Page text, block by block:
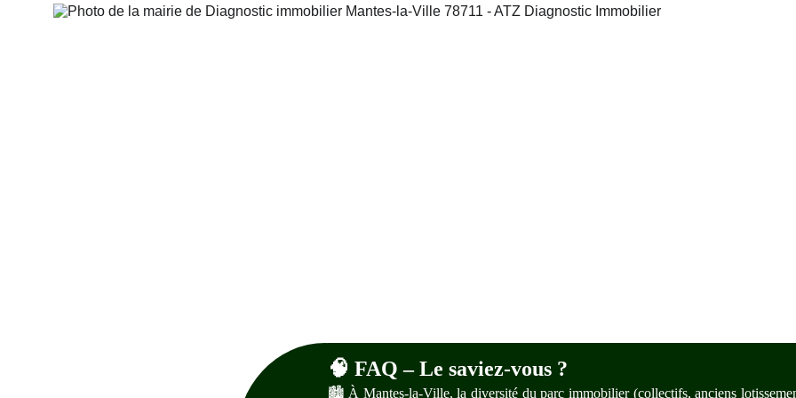
🧠 FAQ – Le saviez-vous ?
🏙️ À Mantes-la-Ville, la diversité du parc immobilier (collectifs, anciens